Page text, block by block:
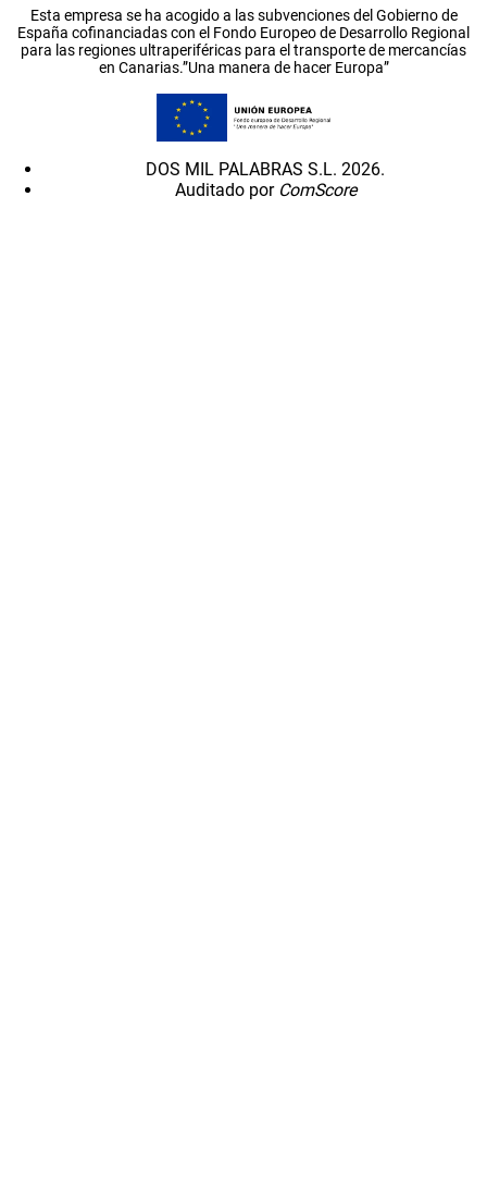
Esta empresa se ha acogido a las subvenciones del Gobierno de
España cofinanciadas con el Fondo Europeo de Desarrollo Regional
para las regiones ultraperiféricas para el transporte de mercancías
en Canarias.”Una manera de hacer Europa”
DOS MIL PALABRAS S.L. 2026.
Auditado por ComScore